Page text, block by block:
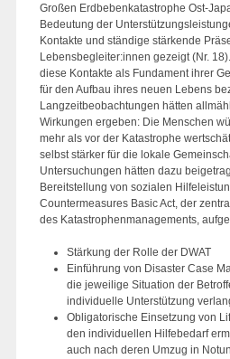
Großen Erdbebenkatastrophe Ost-
Bedeutung der
Kontakte und ständige stärkende
Lebensbegleiter:innen gezeigt (Nr.
diese Kontakte als Fundament ihrer
für den Aufbau ihres neuen Lebens
Langzeitbeobachtungen hätten
Wirkungen ergeben: Die Menschen
mehr als vor der Katastrophe
selbst stärker für die lokale
Untersuchungen hätten dazu
Bereitstellung von sozialen
Countermeasures Basic Act, der
des Katastrophenmanagements,
Stärkung der Rolle der DWAT
Einführung von Disaster Case
die jeweilige Situation der
individuelle Unterstützung
Obligatorische Einsetzung von
den individuellen Hilfebedarf
auch nach deren Umzug in